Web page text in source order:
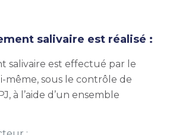
salivaire est réalisé :
salivaire est effectué par le
sous le contrôle de
à l’aide d’un ensemble